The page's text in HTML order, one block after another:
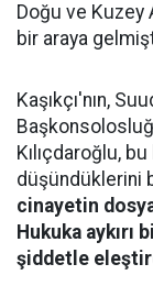
Doğu ve
bir araya
Kaşıkçı'nın,
Kılıçdaroğlu,
düşündüklerini
cinayetin
Hukuka aykırı
şiddetle